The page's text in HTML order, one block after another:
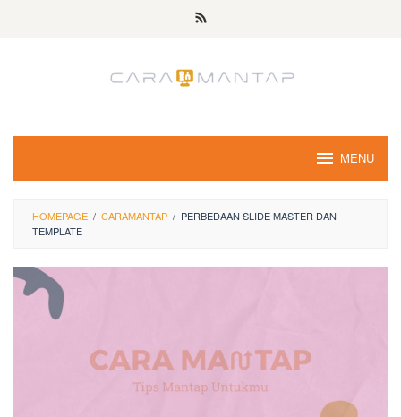
MENU
HOMEPAGE / CARAMANTAP / PERBEDAAN SLIDE MASTER DAN
TEMPLATE